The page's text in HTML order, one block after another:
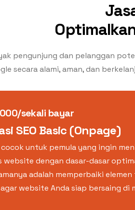
pengunjung dan pelanggan
secara alami, aman, dan
sekali bayar
SEO Basic (Onpage)
untuk pemula yang ingin
dengan dasar-dasar
adalah memperbaiki
website Anda siap bersaing di